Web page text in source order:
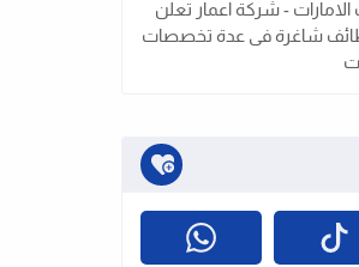
- شركة اعمار تعلن
شاغرة فى عدة تخصصات